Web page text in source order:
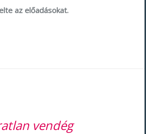
az előadásokat.
vendég